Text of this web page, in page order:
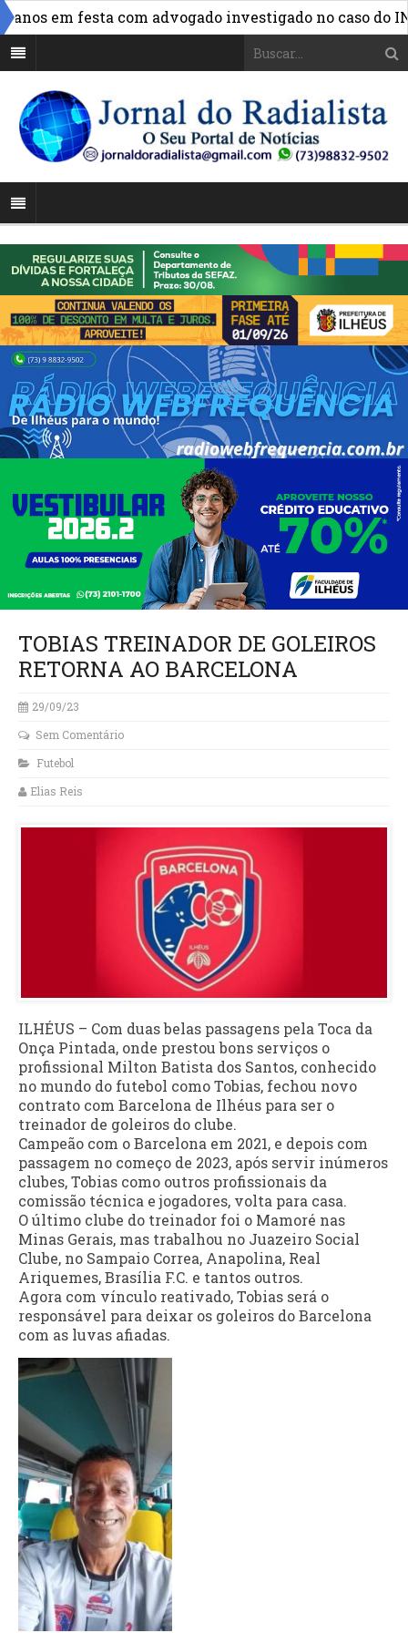
em festa com advogado investigado no caso do INSS
TOBIAS TREINADOR DE GOLEIROS
RETORNA AO BARCELONA
29/09/23
Sem Comentário
Futebol
Elias Reis
ILHÉUS – Com duas belas passagens pela Toca da
Onça Pintada, onde prestou bons serviços o
profissional Milton Batista dos Santos, conhecido
no mundo do futebol como Tobias, fechou novo
contrato com Barcelona de Ilhéus para ser o
treinador de goleiros do clube.
Campeão com o Barcelona em 2021, e depois com
passagem no começo de 2023, após servir inúmeros
clubes, Tobias como outros profissionais da
comissão técnica e jogadores, volta para casa.
O último clube do treinador foi o Mamoré nas
Minas Gerais, mas trabalhou no Juazeiro Social
Clube, no Sampaio Correa, Anapolina, Real
Ariquemes, Brasília F.C. e tantos outros.
Agora com vínculo reativado, Tobias será o
responsável para deixar os goleiros do Barcelona
com as luvas afiadas.